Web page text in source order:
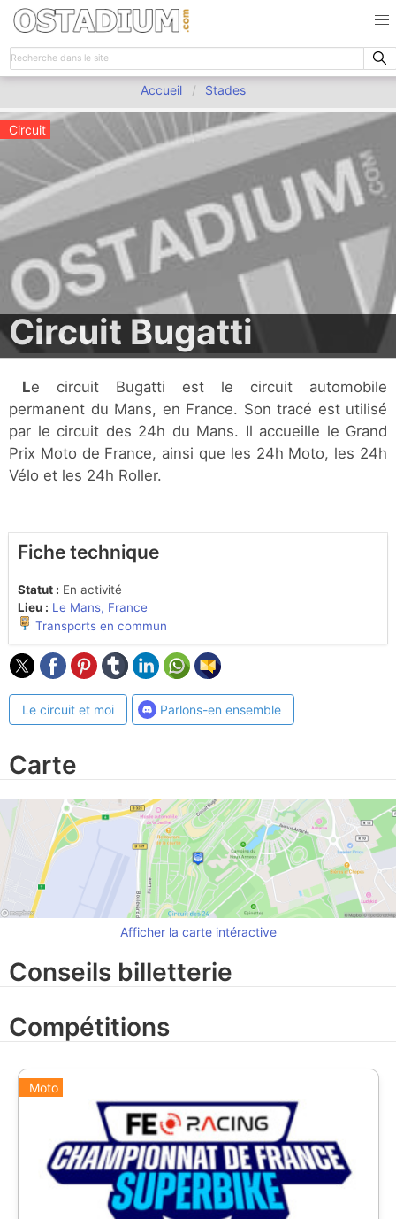
Accueil Stades
Circuit
Circuit Bugatti
Le circuit Bugatti est le circuit automobile
permanent du Mans, en France. Son tracé est utilisé
par le circuit des 24h du Mans. Il accueille le Grand
Prix Moto de France, ainsi que les 24h Moto, les 24h
Vélo et les 24h Roller.
Fiche technique
Statut : En activité
Lieu : Le Mans, France
Transports en commun
Le circuit et moi Parlons-en ensemble
Carte
Afficher la carte intéractive
Conseils billetterie
Compétitions
Moto